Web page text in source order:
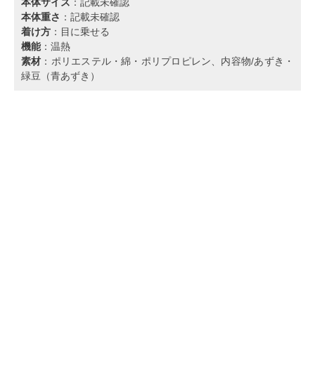
本体重さ ：記載未確認
着け方 ：目に乗せる
機能：温熱
素材 ：ポリエステル・綿・ポリプロピレン、内容物/あずき・
緑豆（青あずき）